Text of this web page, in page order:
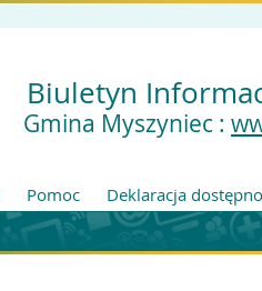
Biuletyn
Gmina Myszyniec :
Pomoc Deklaracja